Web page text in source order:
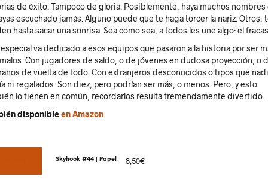
de éxito. Tampoco de gloria. Posiblemente, haya muchos nombres
escuchado jamás. Alguno puede que te haga torcer la nariz. Otros,
hasta sacar una sonrisa. Sea como sea, a todos les une algo: el
va dedicado a esos equipos que pasaron a la historia por ser
Con jugadores de saldo, o de jóvenes en dudosa proyección, o
de vuelta de todo. Con extranjeros desconocidos o tipos que
ni regalados. Son diez, pero podrían ser más, o menos. Pero, y esto
lo tienen en común, recordarlos resulta tremendamente divertido.
disponibleen Amazon
Skyhook #44 | Papel 8,50€